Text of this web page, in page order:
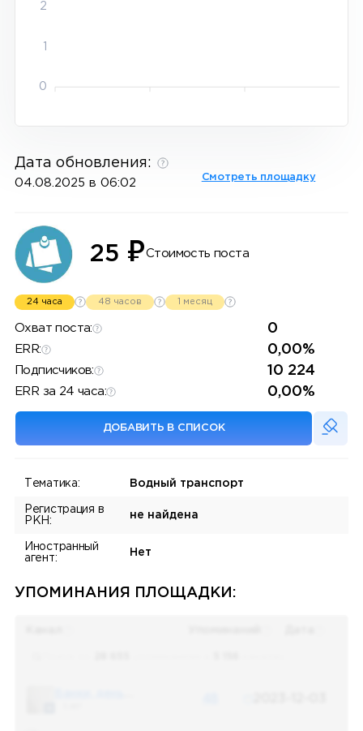
2
1
0
Дата обновления:
04.08.2025 в 06:02 Смотреть площадку
25 ₽Стоимость поста
24 часа 48 часов 1 месяц
Охват поста: 0
ERR: 0,00%
Подписчиков: 10 224
ERR за 24 часа: 0,00%
ДОБАВИТЬ В СПИСОК
Тематика: Водный транспорт
Регистрация в
РКН:
не найдена
Иностранный
агент:
Нет
УПОМИНАНИЯ ПЛОЩАДКИ: